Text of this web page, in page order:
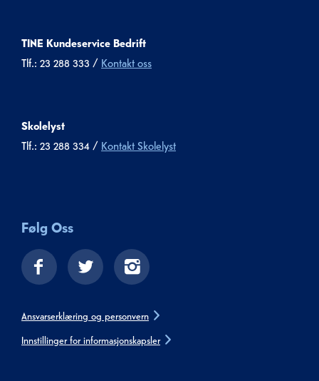
TINE Kundeservice Bedrift
Tlf.: 23 288 333 / Kontakt oss
Skolelyst
Tlf.: 23 288 334 / Kontakt Skolelyst
Følg Oss
Ansvarserklæring og personvern
Innstillinger for informasjonskapsler